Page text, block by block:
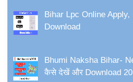
Bihar Lpc Online
Download
Bhumi Naksha Bihar-
कैसे देखें और Download